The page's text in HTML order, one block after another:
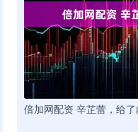
倍加网配资 辛芷蕾，给